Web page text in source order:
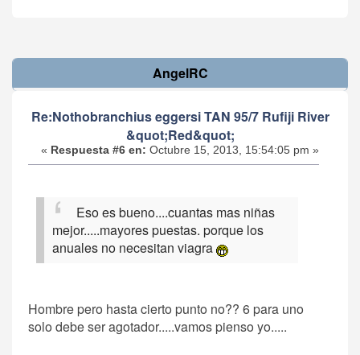
AngelRC
Re:Nothobranchius eggersi TAN 95/7 Rufiji River
&quot;Red&quot;
« Respuesta #6 en: Octubre 15, 2013, 15:54:05 pm »
Eso es bueno....cuantas mas niñas
mejor.....mayores puestas. porque los
anuales no necesitan viagra
Hombre pero hasta cierto punto no?? 6 para uno
solo debe ser agotador.....vamos pienso yo.....